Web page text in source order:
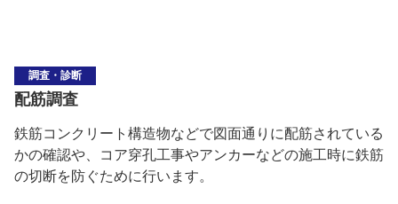
調査・診断
配筋調査
鉄筋コンクリート構造物などで図面通りに配筋されている
かの確認や、コア穿孔工事やアンカーなどの施工時に鉄筋
の切断を防ぐために行います。